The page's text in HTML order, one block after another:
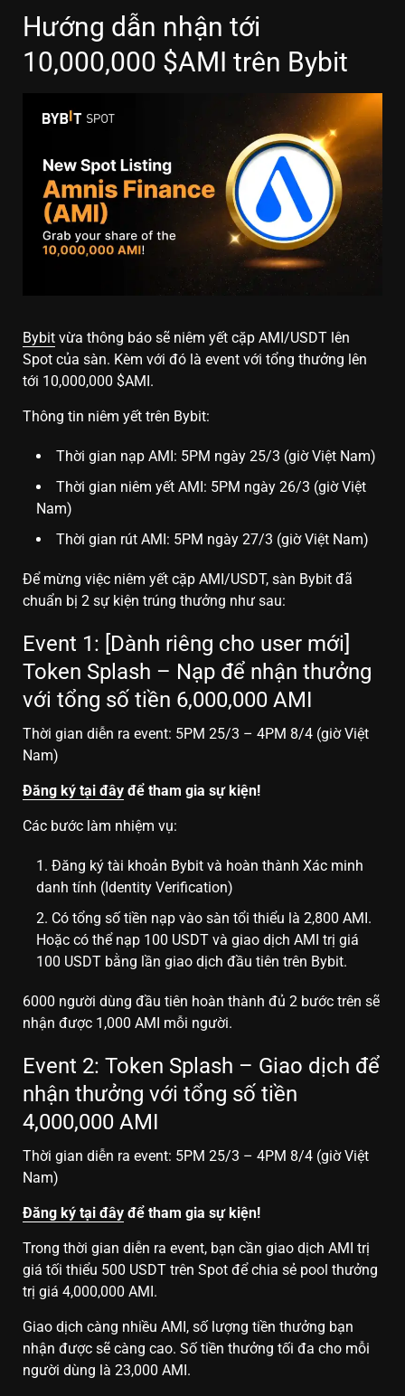
Hướng dẫn nhận tới
10,000,000 $AMI trên Bybit
Bybit vừa thông báo sẽ niêm yết cặp AMI/USDT lên
Spot của sàn. Kèm với đó là event với tổng thưởng lên
tới 10,000,000 $AMI.
Thông tin niêm yết trên Bybit:
Thời gian nạp AMI: 5PM ngày 25/3 (giờ Việt Nam)
Thời gian niêm yết AMI: 5PM ngày 26/3 (giờ Việt
Nam)
Thời gian rút AMI: 5PM ngày 27/3 (giờ Việt Nam)
Để mừng việc niêm yết cặp AMI/USDT, sàn Bybit đã
chuẩn bị 2 sự kiện trúng thưởng như sau:
Event 1: [Dành riêng cho user mới]
Token Splash – Nạp để nhận thưởng
với tổng số tiền 6,000,000 AMI
Thời gian diễn ra event: 5PM 25/3 – 4PM 8/4 (giờ Việt
Nam)
Đăng ký tại đây để tham gia sự kiện!
Các bước làm nhiệm vụ:
Đăng ký tài khoản Bybit và hoàn thành Xác minh
danh tính (Identity Verification)
Có tổng số tiền nạp vào sàn tổi thiểu là 2,800 AMI.
Hoặc có thể nạp 100 USDT và giao dịch AMI trị giá
100 USDT bằng lần giao dịch đầu tiên trên Bybit.
6000 người dùng đầu tiên hoàn thành đủ 2 bước trên sẽ
nhận được 1,000 AMI mỗi người.
Event 2: Token Splash – Giao dịch để
nhận thưởng với tổng số tiền
4,000,000 AMI
Thời gian diễn ra event: 5PM 25/3 – 4PM 8/4 (giờ Việt
Nam)
Đăng ký tại đây để tham gia sự kiện!
Trong thời gian diễn ra event, bạn cần giao dịch AMI trị
giá tối thiểu 500 USDT trên Spot để chia sẻ pool thưởng
trị giá 4,000,000 AMI.
Giao dịch càng nhiều AMI, số lượng tiền thưởng bạn
nhận được sẽ càng cao. Số tiền thưởng tối đa cho mỗi
người dùng là 23,000 AMI.